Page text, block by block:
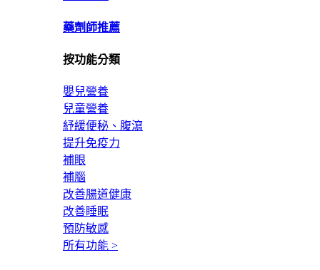
藥劑師推薦
按功能分類
嬰兒營養
兒童營養
紓緩便秘、腹瀉
提升免疫力
補眼
補腦
改善腸道健康
改善睡眠
預防敏感
所有功能 >